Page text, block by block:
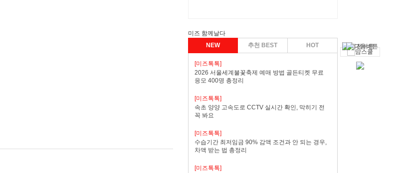
미즈 함께날다
NEW
추천 BEST HOT
[미즈톡톡]
2026 서울세계불꽃축제 예매 방법 골든티켓 무료
응모 400명 총정리
[미즈톡톡]
속초 양양 고속도로 CCTV 실시간 확인, 막히기 전
꼭 봐요
[미즈톡톡]
수습기간 최저임금 90% 감액 조건과 안 되는 경우,
차액 받는 법 총정리
[미즈톡톡]